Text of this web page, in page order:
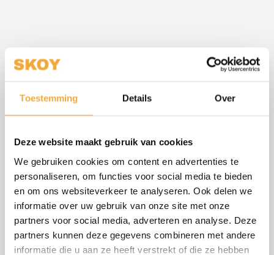
Toestemming Details Over
Deze website maakt gebruik van cookies
We gebruiken cookies om content en advertenties te
personaliseren, om functies voor social media te bieden
en om ons websiteverkeer te analyseren. Ook delen we
informatie over uw gebruik van onze site met onze
partners voor social media, adverteren en analyse. Deze
partners kunnen deze gegevens combineren met andere
informatie die u aan ze heeft verstrekt of die ze hebben
Geniet nog meer en langer van uw minipool of plungepool. Door
een goed isolerende minipool cover/plungepool cover te
ook de temperatuur langer vast houden en daardoor energie
zuiniger genieten van uw bad.
te breiden dmv bandjes, 2de vochtscherm en reflectiefolie
dan contact met ons op.